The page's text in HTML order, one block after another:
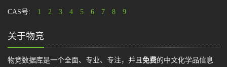
CAS号: 1 2 3 4 5 6 7 8 9
关于物竞
物竞数据库是一个全面、专业、专注，并且 免费的中文化学品信息